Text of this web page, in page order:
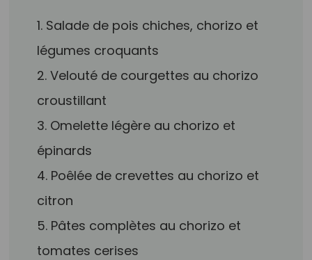
1. Salade de pois chiches, chorizo et
légumes croquants
2. Velouté de courgettes au chorizo
croustillant
3. Omelette légère au chorizo et
épinards
4. Poêlée de crevettes au chorizo et
citron
5. Pâtes complètes au chorizo et
tomates cerises